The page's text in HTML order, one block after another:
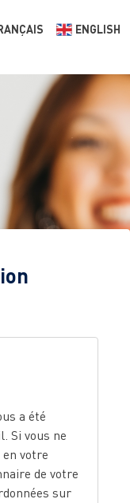
ENGLISH
a été
Si vous ne
votre
de votre
sur